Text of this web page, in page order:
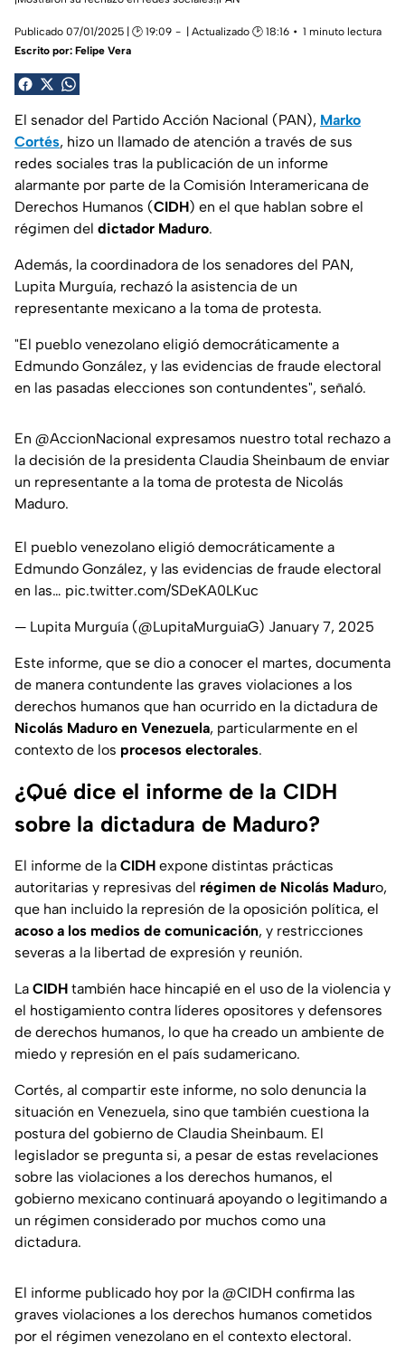
Publicado 07/01/2025 | 🕑 19:09 | Actualizado 🕑 18:16
1 minuto lectura
Escrito por: Felipe Vera
El senador del Partido Acción Nacional (PAN), Marko
Cortés, hizo un llamado de atención a través de sus
redes sociales tras la publicación de un informe
alarmante por parte de la Comisión Interamericana de
Derechos Humanos (CIDH) en el que hablan sobre el
régimen del dictador Maduro.
Además, la coordinadora de los senadores del PAN,
Lupita Murguía, rechazó la asistencia de un
representante mexicano a la toma de protesta.
"El pueblo venezolano eligió democráticamente a
Edmundo González, y las evidencias de fraude electoral
en las pasadas elecciones son contundentes", señaló.
En @AccionNacional expresamos nuestro total rechazo a
la decisión de la presidenta Claudia Sheinbaum de enviar
un representante a la toma de protesta de Nicolás
Maduro.
El pueblo venezolano eligió democráticamente a
Edmundo González, y las evidencias de fraude electoral
en las… pic.twitter.com/SDeKA0LKuc
— Lupita Murguía (@LupitaMurguiaG) January 7, 2025
Este informe, que se dio a conocer el martes, documenta
de manera contundente las graves violaciones a los
derechos humanos que han ocurrido en la dictadura de
Nicolás Maduro en Venezuela, particularmente en el
contexto de los procesos electorales.
¿Qué dice el informe de la CIDH
sobre la dictadura de Maduro?
El informe de la CIDH expone distintas prácticas
autoritarias y represivas del régimen de Nicolás Maduro,
que han incluido la represión de la oposición política, el
acoso a los medios de comunicación, y restricciones
severas a la libertad de expresión y reunión.
La CIDH también hace hincapié en el uso de la violencia y
el hostigamiento contra líderes opositores y defensores
de derechos humanos, lo que ha creado un ambiente de
miedo y represión en el país sudamericano.
Cortés, al compartir este informe, no solo denuncia la
situación en Venezuela, sino que también cuestiona la
postura del gobierno de Claudia Sheinbaum. El
legislador se pregunta si, a pesar de estas revelaciones
sobre las violaciones a los derechos humanos, el
gobierno mexicano continuará apoyando o legitimando a
un régimen considerado por muchos como una
dictadura.
El informe publicado hoy por la @CIDH confirma las
graves violaciones a los derechos humanos cometidos
por el régimen venezolano en el contexto electoral.